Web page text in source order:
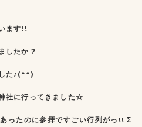
ます!!
したか？
た♪(^^)
社に行ってきました☆
ったのに参拝ですごい行列がっ!! Σ